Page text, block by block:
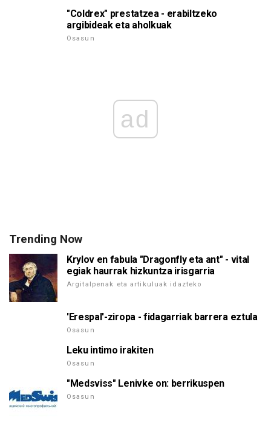
"Coldrex" prestatzea - erabiltzeko
argibideak eta aholkuak
Osasun
ad
Trending Now
Krylov en fabula "Dragonfly eta ant" - vital
egiak haurrak hizkuntza irisgarria
Argitalpenak eta artikuluak idazteko
'Erespal'-ziropa - fidagarriak barrera eztula
Osasun
Leku intimo irakiten
Osasun
"Medsviss" Lenivke on: berrikuspen
Osasun